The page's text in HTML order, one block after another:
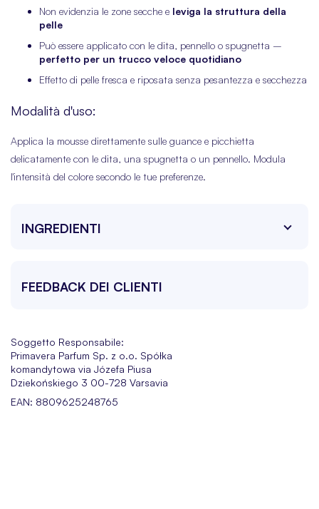
Non evidenzia le zone secche e leviga la struttura della
pelle
Può essere applicato con le dita, pennello o spugnetta –
perfetto per un trucco veloce quotidiano
Effetto di pelle fresca e riposata senza pesantezza e secchezza
Modalità d'uso:
Applica la mousse direttamente sulle guance e picchietta
delicatamente con le dita, una spugnetta o un pennello. Modula
l'intensità del colore secondo le tue preferenze.
INGREDIENTI
FEEDBACK DEI CLIENTI
Soggetto Responsabile:
Primavera Parfum Sp. z o.o. Spółka
komandytowa via Józefa Piusa
Dziekońskiego 3 00-728 Varsavia
EAN: 8809625248765